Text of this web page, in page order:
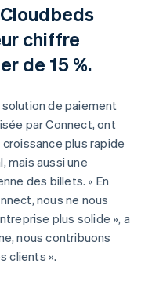
chiffre
de 15 %.
de paiement
par Connect, ont
plus rapide
mais aussi une
des billets. « En
nous ne nous
plus solide », a
nous contribuons
clients ».